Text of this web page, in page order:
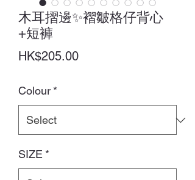
木耳摺邊✨褶皺格仔背心
+短褲
HK$205.00Price
Colour *
SIZE *